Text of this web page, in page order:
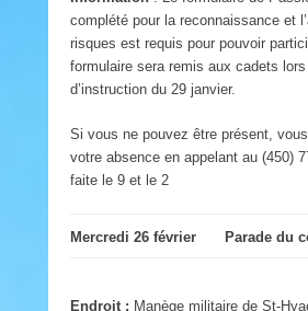
complété pour la reconnaissance et
risques est requis pour pouvoir
formulaire sera remis aux cadets
d’instruction du 29 janvier.
Si vous ne pouvez être présent,
votre absence en appelant au (450)
faite le 9 et le 2
Mercredi 26 février Parade du
Endroit : Manège militaire de St-